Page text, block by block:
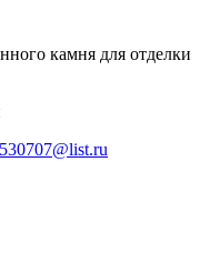
камня для отделки